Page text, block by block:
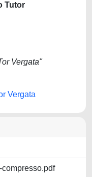
Tutor
Vergata"
Vergata